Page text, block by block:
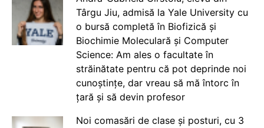
Târgu Jiu, admisă la Yale University cu
o bursă completă în Biofizică și
Biochimie Moleculară și Computer
Science: Am ales o facultate în
străinătate pentru că pot deprinde noi
cunoștințe, dar vreau să mă întorc în
țară și să devin profesor
Noi comasări de clase și posturi, cu 3